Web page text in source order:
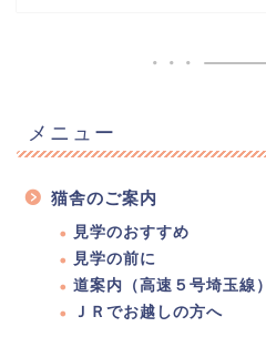
メニュー
猫舎のご案内
見学のおすすめ
見学の前に
道案内（高速５号埼玉線）
ＪＲでお越しの方へ